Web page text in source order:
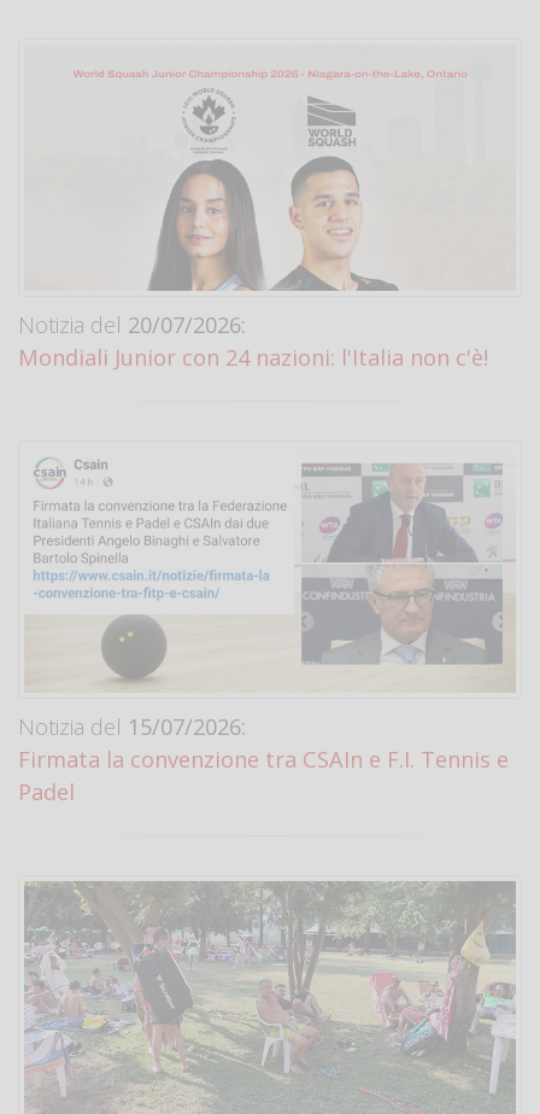
Notizia del 20/07/2026:
Mondiali Junior con 24 nazioni: l'Italia non c'è!
Notizia del 15/07/2026:
Firmata la convenzione tra CSAIn e F.I. Tennis e
Padel